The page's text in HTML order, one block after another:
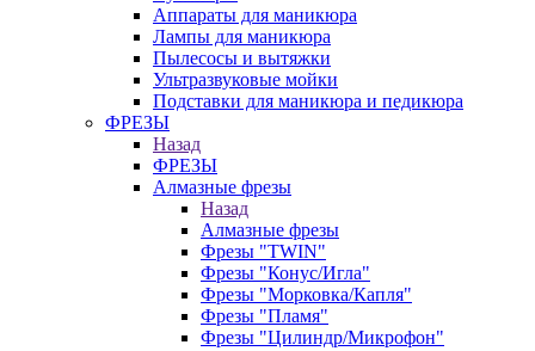
Аппараты для маникюра
Лампы для маникюра
Пылесосы и вытяжки
Ультразвуковые мойки
Подставки для маникюра и педикюра
ФРЕЗЫ
Назад
ФРЕЗЫ
Алмазные фрезы
Назад
Алмазные фрезы
Фрезы "TWIN"
Фрезы "Конус/Игла"
Фрезы "Морковка/Капля"
Фрезы "Пламя"
Фрезы "Цилиндр/Микрофон"